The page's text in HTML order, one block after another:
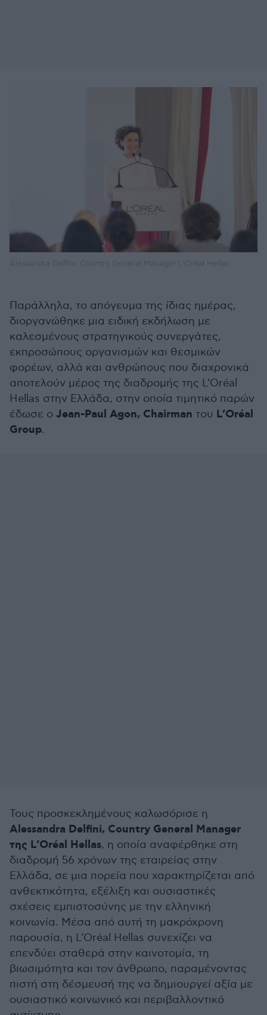
Παράλληλα, το απόγευμα της ίδιας ημέρας,
διοργανώθηκε μια ειδική εκδήλωση με
καλεσμένους στρατηγικούς συνεργάτες,
εκπροσώπους οργανισμών και θεσμικών
φορέων, αλλά και ανθρώπους που διαχρονικά
αποτελούν μέρος της διαδρομής της L’Oréal
Hellas στην Ελλάδα, στην οποία τιμητικό παρών
έδωσε ο Jean-Paul Agon, Chairman του L’Oréal
Group.
Τους προσκεκλημένους καλωσόρισε η
Alessandra Delfini, Country General Manager
της L’Oréal Hellas, η οποία αναφέρθηκε στη
διαδρομή 56 χρόνων της εταιρείας στην
Ελλάδα, σε μια πορεία που χαρακτηρίζεται από
ανθεκτικότητα, εξέλιξη και ουσιαστικές
σχέσεις εμπιστοσύνης με την ελληνική
κοινωνία. Μέσα από αυτή τη μακρόχρονη
παρουσία, η L’Oréal Hellas συνεχίζει να
επενδύει σταθερά στην καινοτομία, τη
βιωσιμότητα και τον άνθρωπο, παραμένοντας
πιστή στη δέσμευσή της να δημιουργεί αξία με
ουσιαστικό κοινωνικό και περιβαλλοντικό